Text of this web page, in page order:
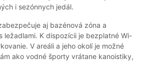
i sezónnych jedál.
aj bazénová zóna a
ležadlami. K dispozícii je bezplatné Wi-
V areáli a jeho okolí je možné
ako vodné športy vrátane kanoistiky,